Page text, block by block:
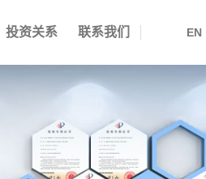
投资关系 联系我们 EN